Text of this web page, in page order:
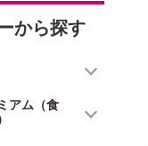
から探す
アム（食